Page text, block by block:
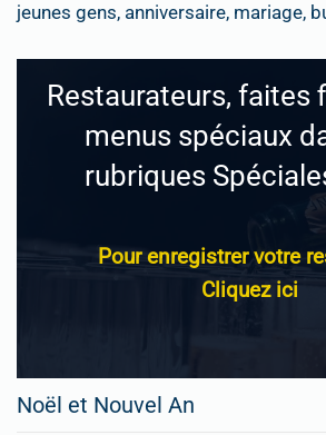
jeunes gens, anniversaire, mariage,
Restaurateurs, faites
menus spéciaux
rubriques
Pour enregistrer votre
Cliquez ici
Noël et Nouvel An